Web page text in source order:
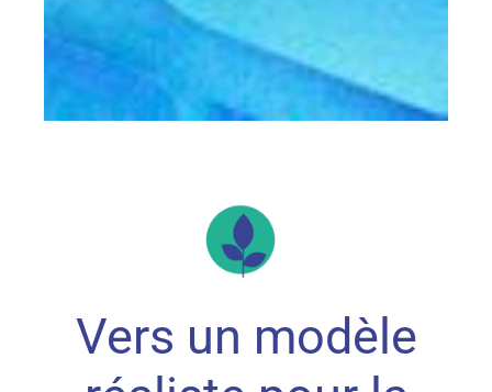
Vers un modèle